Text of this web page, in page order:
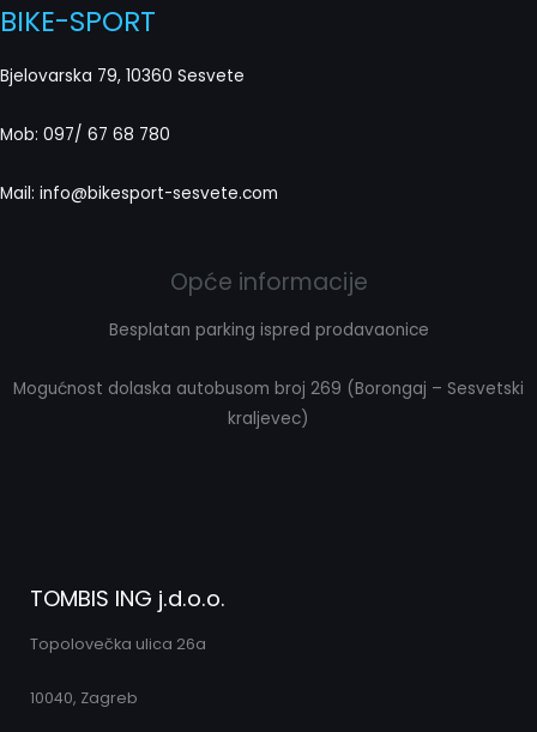
BIKE-SPORT
Bjelovarska 79, 10360 Sesvete
Mob: 097/ 67 68 780
Mail: info@bikesport-sesvete.com
Opće informacije
Besplatan parking ispred prodavaonice
Mogućnost dolaska autobusom broj 269 (Borongaj – Sesvetski
kraljevec)
TOMBIS ING j.d.o.o.
Topolovečka ulica 26a
10040, Zagreb